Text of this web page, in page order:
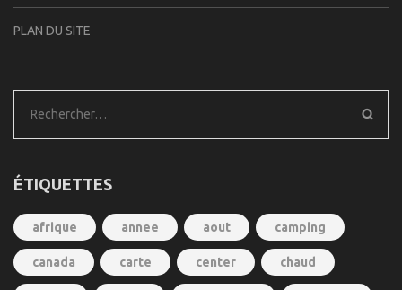
PLAN DU SITE
Rechercher :
ÉTIQUETTES
afrique annee aout camping
canada carte center chaud